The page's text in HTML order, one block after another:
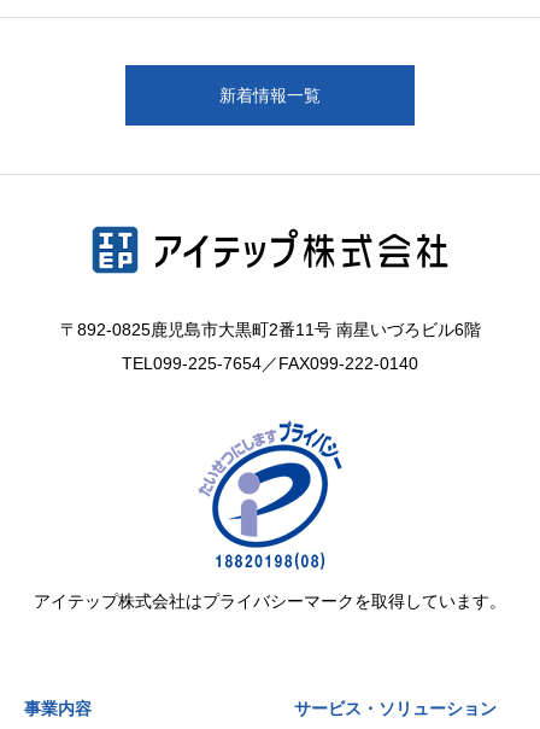
新着情報一覧
〒892-0825鹿児島市大黒町2番11号 南星いづろビル6階
TEL 099-225-7654／FAX099-222-0140
アイテップ株式会社はプライバシーマークを取得しています。
事業内容 サービス・ソリューション